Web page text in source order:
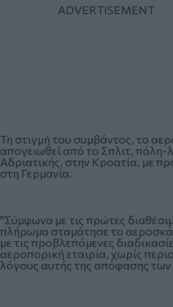
Τη στιγμή του συμβάντος, το
απογειωθεί από το Σπλιτ, πόλη-
Αδριατικής, στην Κροατία, με
στη Γερμανία.
"Σύμφωνα με τις πρώτες
πλήρωμα σταμάτησε το
με τις προβλεπόμενες
αεροπορική εταιρία, χωρίς
λόγους αυτής της απόφασης των